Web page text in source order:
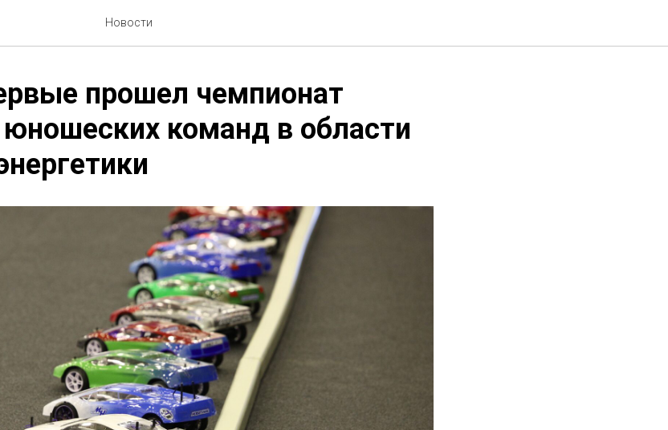
Новости
прошел чемпионат
команд в области